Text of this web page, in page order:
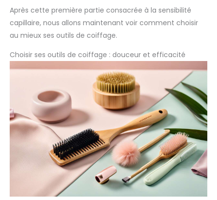
Après cette première partie consacrée à la sensibilité
capillaire, nous allons maintenant voir comment choisir
au mieux ses outils de coiffage.
Choisir ses outils de coiffage : douceur et efficacité